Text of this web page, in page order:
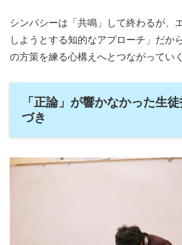
シンパシーは「共鳴」して終わるが、
しようとする知的なアプローチ」だか
の方策を練る心構えへとつながってい
「正論」が響かなかった生
づき